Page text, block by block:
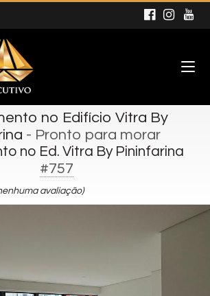
no Edifício Vitra By
- Pronto para morar
no Ed. Vitra By Pininfarina
#757
avaliação)